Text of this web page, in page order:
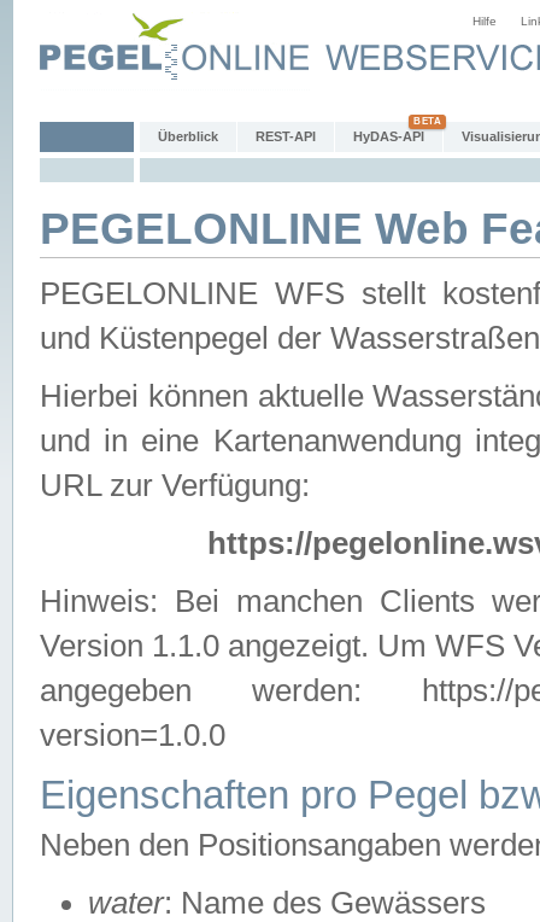
Hilfe
Überblick REST-API HyDAS-API
PEGELONLINE Web
PEGELONLINE WFS stellt
und Küstenpegel der
Hierbei können aktuelle
und in eine Kartenanwendung
URL zur Verfügung:
https://
Hinweis: Bei manchen Clients
Version 1.1.0 angezeigt. Um WFS
angegeben werden: https://
version=1.0.0
Eigenschaften pro Pegel
Neben den Positionsangaben
water: Name des Gewässers